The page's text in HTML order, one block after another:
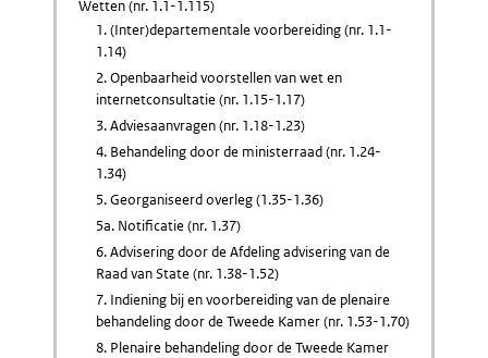
Wetten (nr. 1.1-1.115)
1. (Inter)departementale voorbereiding (nr. 1.1-
1.14)
2. Openbaarheid voorstellen van wet en
internetconsultatie (nr. 1.15-1.17)
3. Adviesaanvragen (nr. 1.18-1.23)
4. Behandeling door de ministerraad (nr. 1.24-
1.34)
5. Georganiseerd overleg (1.35-1.36)
5a. Notificatie (nr. 1.37)
6. Advisering door de Afdeling advisering van de
Raad van State (nr. 1.38-1.52)
7. Indiening bij en voorbereiding van de plenaire
behandeling door de Tweede Kamer (nr. 1.53-1.70)
8. Plenaire behandeling door de Tweede Kamer